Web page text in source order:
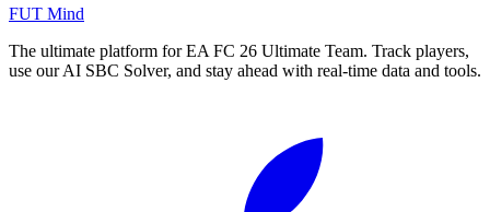
FUT Mind
The ultimate platform for EA FC 26 Ultimate Team. Track players,
use our AI SBC Solver, and stay ahead with real-time data and tools.